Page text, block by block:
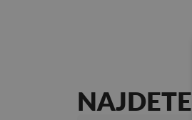
NAJDETE